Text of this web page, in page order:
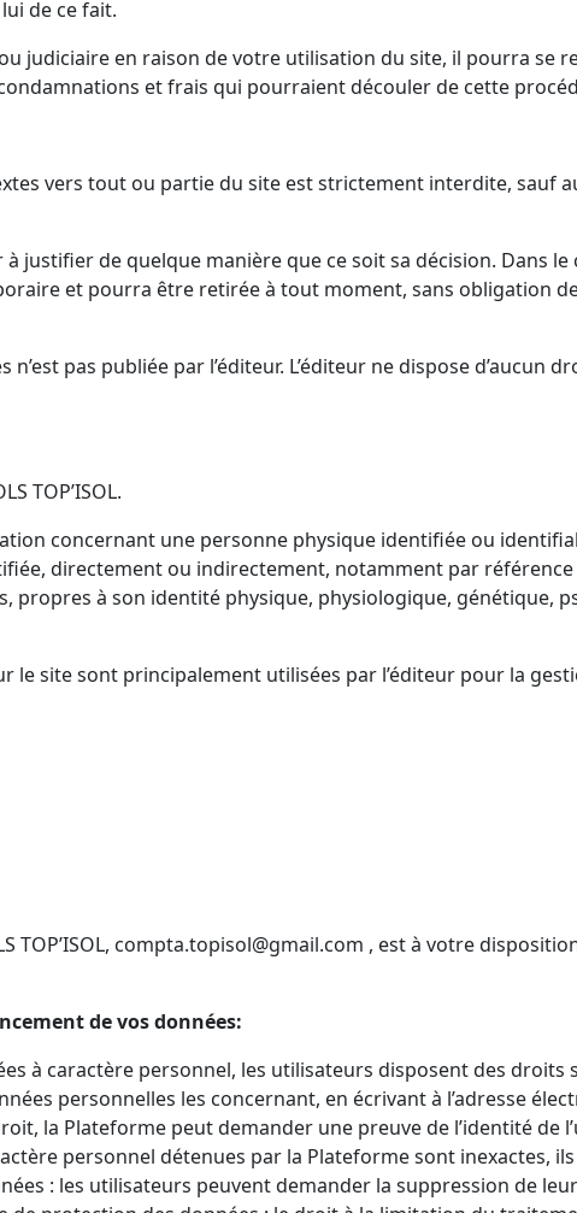
de ce fait.
ou judiciaire en raison de votre utilisation du site, il pourra se
et frais qui pourraient découler de cette
vers tout ou partie du site est strictement interdite, sauf
justifier de quelque manière que ce soit sa décision. Dans le
et pourra être retirée à tout moment, sans obligation
pas publiée par l’éditeur. L’éditeur ne dispose d’aucun
TOP’ISOL.
concernant une personne physique identifiée ou
directement ou indirectement, notamment par
propres à son identité physique, physiologique, génétique,
site sont principalement utilisées par l’éditeur pour la
TOP’ISOL, compta.topisol@gmail.com , est à votre
de vos données:
à caractère personnel, les utilisateurs disposent des droits
personnelles les concernant, en écrivant à l’adresse
la Plateforme peut demander une preuve de l’identité de
personnel détenues par la Plateforme sont inexactes,
: les utilisateurs peuvent demander la suppression de